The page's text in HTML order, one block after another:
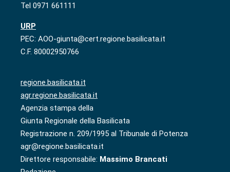
Tel 0971 661111
URP
PEC: AOO-giunta@cert.regione.basilicata.it
C.F. 80002950766
regione.basilicata.it
agr.regione.basilicata.it
Agenzia stampa della
Giunta Regionale della Basilicata
Registrazione n. 209/1995 al Tribunale di Potenza
agr@regione.basilicata.it
Direttore responsabile: Massimo Brancati